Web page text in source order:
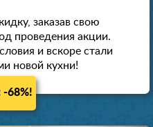
заказав свою
проведения акции.
и вскоре стали
новой кухни!
-68%!